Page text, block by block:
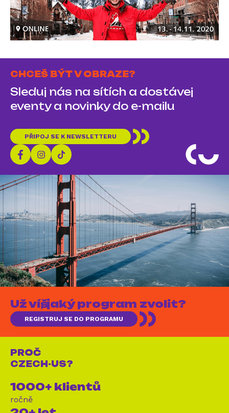
CHCEŠ BÝT V OBRAZE?
Sleduj nás na sítích a dostávej
eventy a novinky do e-mailu
PŘIPOJ SE K NEWSLETTERU
Už víš, jaký program zvolit?
REGISTRUJ SE DO PROGRAMU
PROČ
CZECH-US?
1000+ klientů
ročně